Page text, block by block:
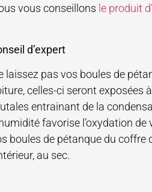
vous conseillons le produit
d’expert
laissez pas vos boules de
celles-ci seront exposées
entrainant de la
favorise l’oxydation
boules de pétanque du coffre
au sec.